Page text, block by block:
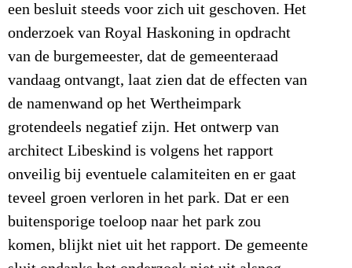
een besluit steeds voor zich uit geschoven. Het
onderzoek van Royal Haskoning in opdracht
van de burgemeester, dat de gemeenteraad
vandaag ontvangt, laat zien dat de effecten van
de namenwand op het Wertheimpark
grotendeels negatief zijn. Het ontwerp van
architect Libeskind is volgens het rapport
onveilig bij eventuele calamiteiten en er gaat
teveel groen verloren in het park. Dat er een
buitensporige toeloop naar het park zou
komen, blijkt niet uit het rapport. De gemeente